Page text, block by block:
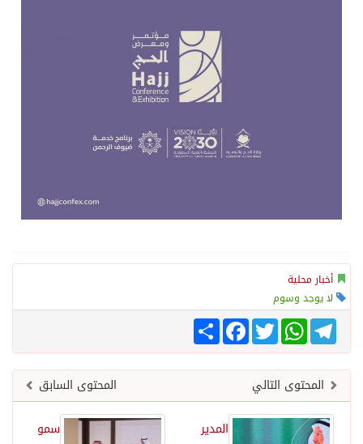
أخبار محلية
لا يوجد وسوم
انشر
FacebookTwitter
WhatsAppTelegram
المحتوى السابق
المحتوى التالي
سمو
المدير